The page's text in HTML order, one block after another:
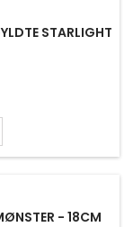
STARLIGHT
- 18CM